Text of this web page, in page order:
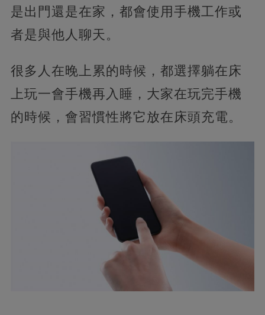
是出門還是在家，都會使用手機工作或
者是與他人聊天。
很多人在晚上累的時候，都選擇躺在床
上玩一會手機再入睡，大家在玩完手機
的時候，會習慣性將它放在床頭充電。